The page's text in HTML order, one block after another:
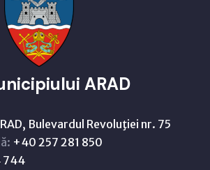
ARAD
Bulevardul Revoluţiei nr. 75
+40 257 281 850
744